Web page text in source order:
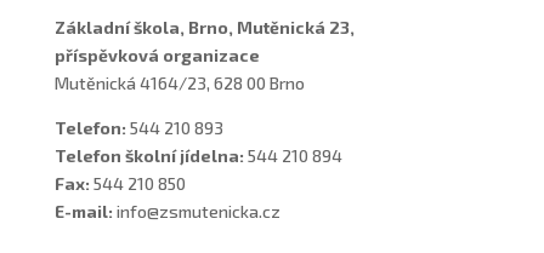
Základní škola, Brno, Mutěnická 23,
příspěvková organizace
Mutěnická 4164/23, 628 00 Brno
Telefon: 544 210 893
Telefon školní jídelna: 544 210 894
Fax: 544 210 850
E-mail: info@zsmutenicka.cz